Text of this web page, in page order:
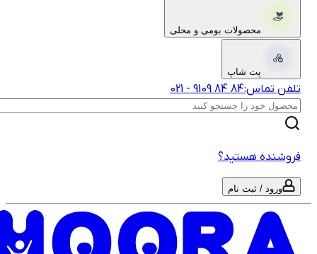
محصولات بومی و محلی
پت شاپ
تماس: 021-‎9109‎ ‎84‎ ‎84‎
هستید؟
ورود / ثبت نام